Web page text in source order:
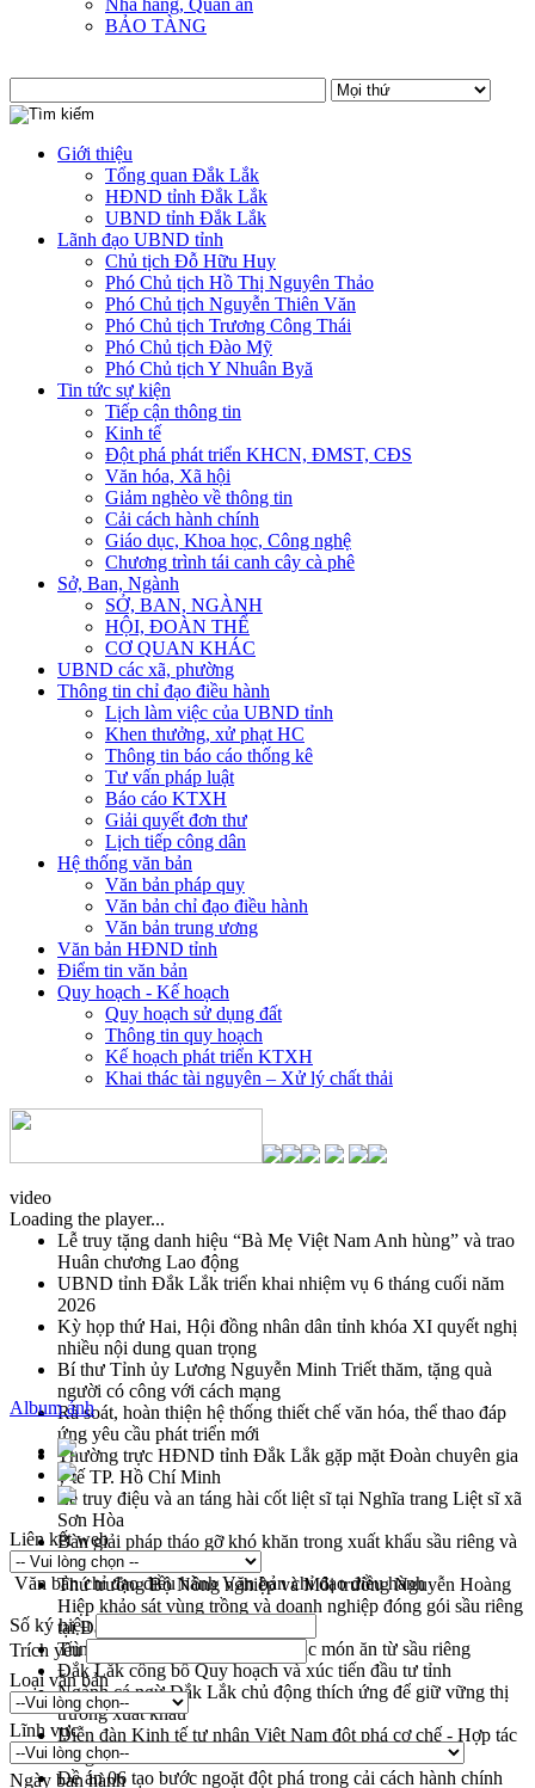
Nhà hàng, Quán ăn
BẢO TÀNG
Giới thiệu
Tổng quan Đắk Lắk
HĐND tỉnh Đắk Lắk
UBND tỉnh Đắk Lắk
Lãnh đạo UBND tỉnh
Chủ tịch Đỗ Hữu Huy
Phó Chủ tịch Hồ Thị Nguyên Thảo
Phó Chủ tịch Nguyễn Thiên Văn
Phó Chủ tịch Trương Công Thái
Phó Chủ tịch Đào Mỹ
Phó Chủ tịch Y Nhuân Byă
Tin tức sự kiện
Tiếp cận thông tin
Kinh tế
Đột phá phát triển KHCN, ĐMST, CĐS
Văn hóa, Xã hội
Giảm nghèo về thông tin
Cải cách hành chính
Giáo dục, Khoa học, Công nghệ
Chương trình tái canh cây cà phê
Sở, Ban, Ngành
SỞ, BAN, NGÀNH
HỘI, ĐOÀN THỂ
CƠ QUAN KHÁC
UBND các xã, phường
Thông tin chỉ đạo điều hành
Lịch làm việc của UBND tỉnh
Khen thưởng, xử phạt HC
Thông tin báo cáo thống kê
Tư vấn pháp luật
Báo cáo KTXH
Giải quyết đơn thư
Lịch tiếp công dân
Hệ thống văn bản
Văn bản pháp quy
Văn bản chỉ đạo điều hành
Văn bản trung ương
Văn bản HĐND tỉnh
Điểm tin văn bản
Quy hoạch - Kế hoạch
Quy hoạch sử dụng đất
Thông tin quy hoạch
Kế hoạch phát triển KTXH
Khai thác tài nguyên – Xử lý chất thải
video
Loading the player...
Lễ truy tặng danh hiệu “Bà Mẹ Việt Nam Anh hùng” và trao
Huân chương Lao động
UBND tỉnh Đắk Lắk triển khai nhiệm vụ 6 tháng cuối năm
2026
Kỳ họp thứ Hai, Hội đồng nhân dân tỉnh khóa XI quyết nghị
nhiều nội dung quan trọng
Bí thư Tỉnh ủy Lương Nguyễn Minh Triết thăm, tặng quà
người có công với cách mạng
Rà soát, hoàn thiện hệ thống thiết chế văn hóa, thể thao đáp
ứng yêu cầu phát triển mới
Thường trực HĐND tỉnh Đắk Lắk gặp mặt Đoàn chuyên gia
y tế TP. Hồ Chí Minh
Lễ truy điệu và an táng hài cốt liệt sĩ tại Nghĩa trang Liệt sĩ xã
Sơn Hòa
Bàn giải pháp tháo gỡ khó khăn trong xuất khẩu sầu riêng và
triển khai quy định EUDR
Thứ trưởng Bộ Nông nghiệp và Môi trường Nguyễn Hoàng
Hiệp khảo sát vùng trồng và doanh nghiệp đóng gói sầu riêng
tại Đắk Lắk
Trình diễn nghệ thuật chế biến các món ăn từ sầu riêng
Đắk Lắk công bố Quy hoạch và xúc tiến đầu tư tỉnh
Ngành cá ngừ Đắk Lắk chủ động thích ứng để giữ vững thị
trường xuất khẩu
Diễn đàn Kinh tế tư nhân Việt Nam đột phá cơ chế - Hợp tác
công tư
Đề án 06 tạo bước ngoặt đột phá trong cải cách hành chính
Album ảnh
Liên kết web
Văn bản chỉ đạo điều hành Văn bản chỉ đạo điều hành
Số ký hiệu
Trích yếu
Loại văn bản
Lĩnh vực
Ngày ban hành